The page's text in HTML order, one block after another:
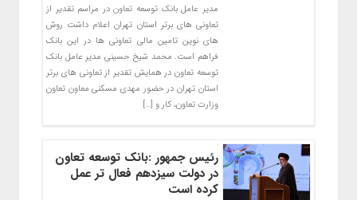
مدیر عامل بانک توسعه تعاون در مراسم تقدیر از
تعاونی های برتر استان تهران اعلام داشت روش
های نوین تامین مالی تعاونی ها در این بانک
فراهم است. محمد شیخ حسینی مدیر عامل بانک
توسعه تعاون در همایش تقدیر از تعاونی های برتر
استان تهران در حضور مهدی مسکنی معاون تعاون
وزارت تعاون، کار و […]
رئیس جمهور :بانک توسعه تعاون
در دولت سیزدهم فعال تر عمل
کرده است